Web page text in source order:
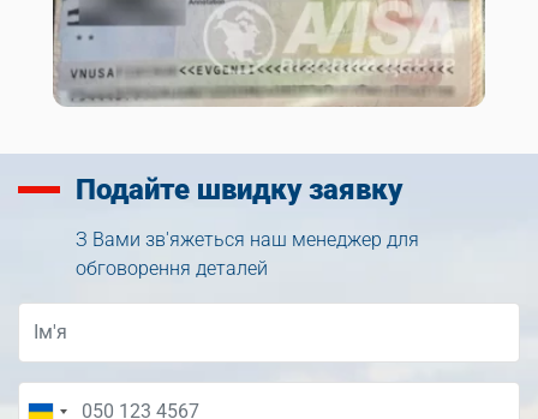
Подайте швидку заявку
З Вами зв'яжеться наш менеджер для
обговорення деталей